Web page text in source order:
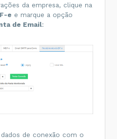
da empresa, clique na
e e marque a opção
de Email:
de conexão com o